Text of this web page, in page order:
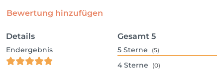
Bewertung hinzufügen
Details
Endergebnis
Gesamt 5
5 Sterne (5)
4 Sterne (0)